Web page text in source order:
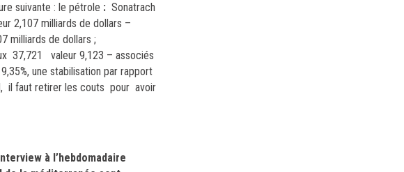
suivante : le pétrole : Sonatrach
2,107 milliards de dollars –
milliards de dollars ;
37,721 valeur 9,123 – associés
une stabilisation par rapport
il faut retirer les couts pour avoir
à l’hebdomadaire